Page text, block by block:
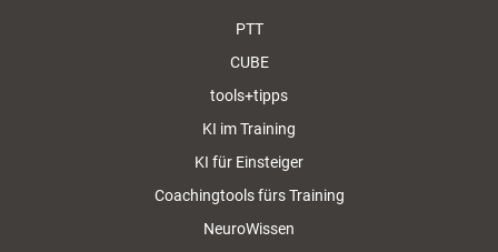
PTT
CUBE
tools+tipps
KI im Training
KI für Einsteiger
Coachingtools fürs Training
NeuroWissen